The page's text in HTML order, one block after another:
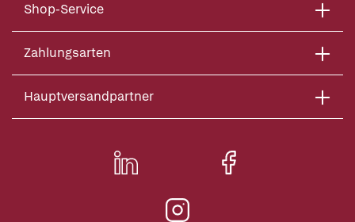
Shop-Service
Zahlungsarten
Hauptversandpartner